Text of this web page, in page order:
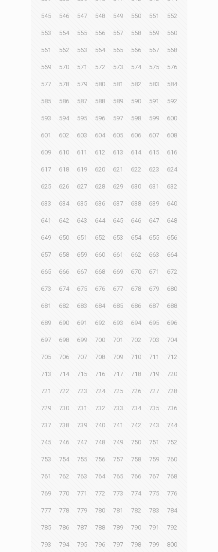
545 546 547 548 549 550 551 552
553 554 555 556 557 558 559 560
561 562 563 564 565 566 567 568
569 570 571 572 573 574 575 576
577 578 579 580 581 582 583 584
585 586 587 588 589 590 591 592
593 594 595 596 597 598 599 600
601 602 603 604 605 606 607 608
609 610 611 612 613 614 615 616
617 618 619 620 621 622 623 624
625 626 627 628 629 630 631 632
633 634 635 636 637 638 639 640
641 642 643 644 645 646 647 648
649 650 651 652 653 654 655 656
657 658 659 660 661 662 663 664
665 666 667 668 669 670 671 672
673 674 675 676 677 678 679 680
681 682 683 684 685 686 687 688
689 690 691 692 693 694 695 696
697 698 699 700 701 702 703 704
705 706 707 708 709 710 711 712
713 714 715 716 717 718 719 720
721 722 723 724 725 726 727 728
729 730 731 732 733 734 735 736
737 738 739 740 741 742 743 744
745 746 747 748 749 750 751 752
753 754 755 756 757 758 759 760
761 762 763 764 765 766 767 768
769 770 771 772 773 774 775 776
777 778 779 780 781 782 783 784
785 786 787 788 789 790 791 792
793 794 795 796 797 798 799 800